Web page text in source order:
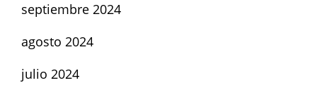
septiembre 2024
agosto 2024
julio 2024